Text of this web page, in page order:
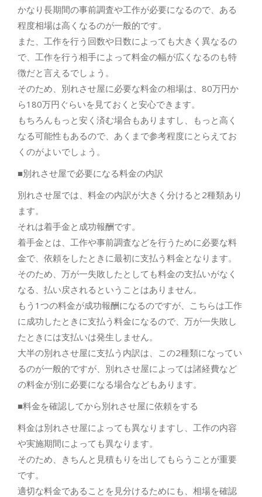
かなり長期間の事前調査や工作が必要になるので、ある
程度相場は高くなるのが一般的です。
また、工作を行う回数や日数によっても大きく異なるの
で、工作を行う相手によって料金の幅が広くなるのも特
徴だと言えるでしょう。
そのため、別れさせ屋に必要な料金の相場は、80万円か
ら180万円ぐらいを見ておくと安心できます。
もちろんもっと安く済む場合もありますし、もっと高く
なる可能性もあるので、あくまで参考程度にとらえてお
くのがよいでしょう。
■別れさせ屋で必要になる料金の内訳
別れさせ屋では、料金の内訳が大きく分けると2種類あり
ます。
それは着手金と成功報酬です。
着手金とは、工作や事前調査などを行うために必要な料
金で、依頼をしたときに最初に支払う料金となります。
そのため、万が一失敗したとしても料金の支払いがなく
なる、払い戻されるということはありません。
もう1つの料金が成功報酬になるのですが、こちらは工作
に成功したときに支払う料金になるので、万が一失敗し
たときには支払いは発生しません。
大半の別れさせ屋に支払う内訳は、この2種類になってい
るのが一般的ですが、別れさせ屋によっては諸経費など
の料金が別に必要になる場合などもあります。
■料金を確認してから別れさせ屋に依頼をする
料金は別れさせ屋によっても異なりますし、工作の内容
や実施期間によっても異なります。
そのため、きちんと見積もりを出してもらうことが重要
です。
適切な料金であることを見分けるためにも、相場を確認